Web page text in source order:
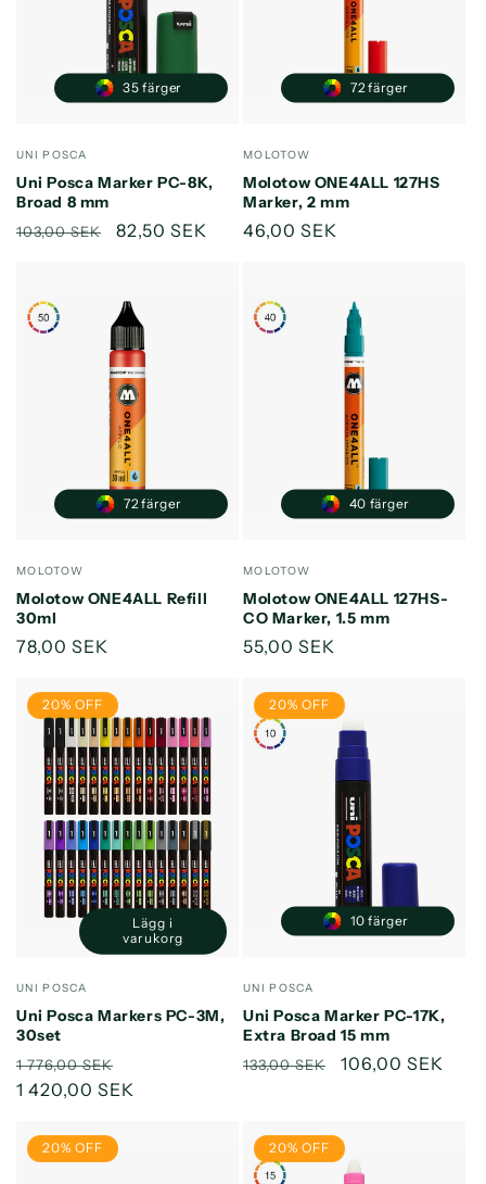
Säljare:
UNI POSCA
Uni Posca Marker PC-8K,
Broad 8 mm
Ordinarie
103,00 SEK Försäljningspris
82,50 SEK
35 färger
Säljare:
MOLOTOW
Molotow ONE4ALL 127HS
Marker, 2 mm
Ordinarie
46,00 SEK
72 färger
Säljare:
MOLOTOW
Molotow ONE4ALL Refill
30ml
Ordinarie
78,00 SEK
72 färger
Säljare:
MOLOTOW
Molotow ONE4ALL 127HS-
CO Marker, 1.5 mm
Ordinarie
55,00 SEK
40 färger
20% OFF
Säljare:
UNI POSCA
Uni Posca Markers PC-3M,
30set
Ordinarie
pris
1 776,00 SEK
Försäljningspris
1 420,00 SEK
Minska
kvantitet
Default
Title
Öka
kvantitet
Title
Lägg i
varukorg
20% OFF
Säljare:
UNI POSCA
Uni Posca Marker PC-17K,
Extra Broad 15 mm
Ordinarie
133,00 SEK Försäljningspris
106,00 SEK
10 färger
20% OFF 20% OFF